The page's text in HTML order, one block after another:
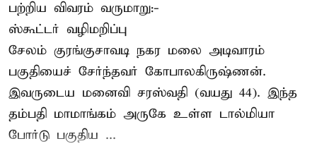
பற்றிய விவரம் வருமாறு:-
ஸ்கூட்டர் வழிமறிப்பு
சேலம் குரங்குசாவடி நகர மலை அடிவாரம்
பகுதியைச் சேர்ந்தவர் கோபாலகிருஷ்ணன்.
இவருடைய மனைவி சரஸ்வதி (வயது 44). இந்த
தம்பதி மாமாங்கம் அருகே உள்ள டால்மியா
போர்டு பகுதிய ...